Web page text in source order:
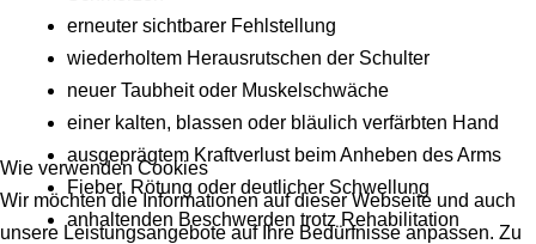
erneuter sichtbarer Fehlstellung
wiederholtem Herausrutschen der Schulter
neuer Taubheit oder Muskelschwäche
einer kalten, blassen oder bläulich verfärbten Hand
ausgeprägtem Kraftverlust beim Anheben des Arms
Fieber, Rötung oder deutlicher Schwellung
anhaltenden Beschwerden trotz Rehabilitation
Wie verwenden Cookies
Wir möchten die Informationen auf dieser Webseite und auch
unsere Leistungsangebote auf Ihre Bedürfnisse anpassen. Zu